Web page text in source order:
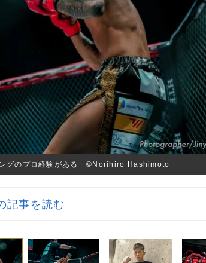
ングのプロ経験がある ©Norihiro Hashimoto
記事を読む